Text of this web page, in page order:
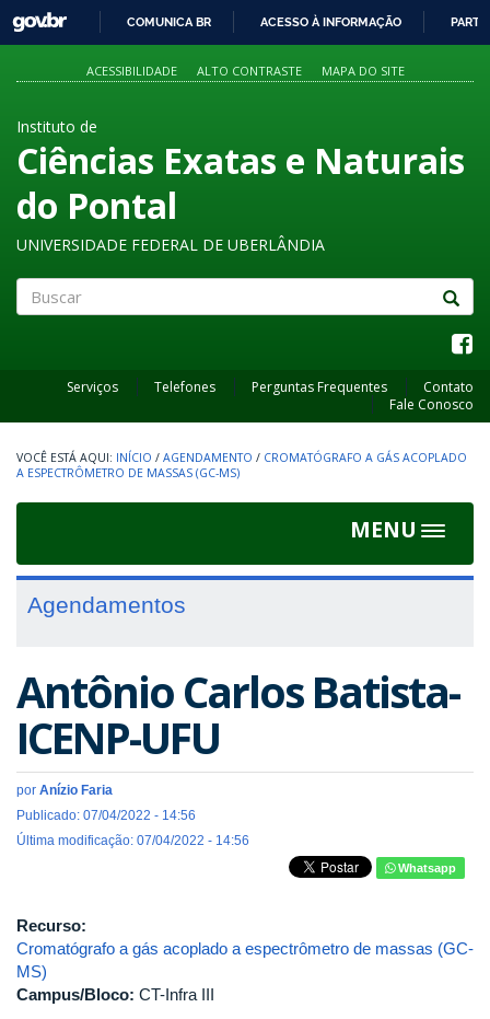
PARA
O
GOVBR
COMUNICA BR ACESSO À INFORMAÇÃO
ACESSIBILIDADE ALTO CONTRASTE MAPA DO SITE
Instituto de
Ciências Exatas e Naturais
do Pontal
UNIVERSIDADE FEDERAL DE UBERLÂNDIA
Serviços Telefones Perguntas Frequentes
Contato
Fale Conosco
INÍCIO / AGENDAMENTO / CROMATÓGRAFO A GÁS ACOPLADO
A ESPECTRÔMETRO DE MASSAS (GC-MS)
MENU
Toggle
Agendamentos
Antônio Carlos Batista-
ICENP-UFU
por Anízio Faria
Publicado: 07/04/2022 - 14:56
Última modificação: 07/04/2022 - 14:56
Whatsapp
Recurso:
Cromatógrafo a gás acoplado a espectrômetro de massas (GC-
MS)
Campus/Bloco: CT-Infra III